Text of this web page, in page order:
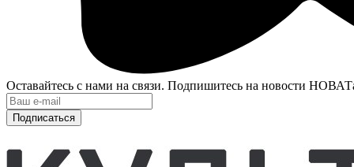
Оставайтесь с нами на связи. Подпишитесь на новости
Подписаться